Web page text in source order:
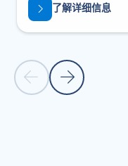
上一张幻灯片下一张幻灯片
了解详细信息